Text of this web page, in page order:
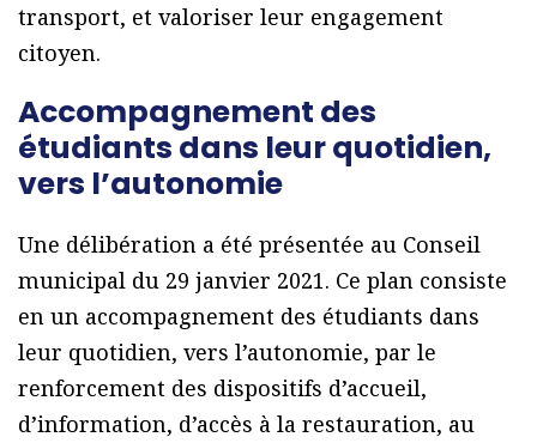
transport, et valoriser leur engagement
citoyen.
Accompagnement des
étudiants dans leur quotidien,
vers l’autonomie
Une délibération a été présentée au Conseil
municipal du 29 janvier 2021. Ce plan consiste
en un accompagnement des étudiants dans
leur quotidien, vers l’autonomie, par le
renforcement des dispositifs d’accueil,
d’information, d’accès à la restauration, au